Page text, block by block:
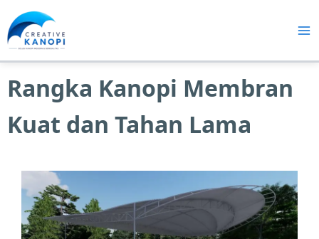
ke
konten
Rangka Kanopi Membran
Kuat dan Tahan Lama